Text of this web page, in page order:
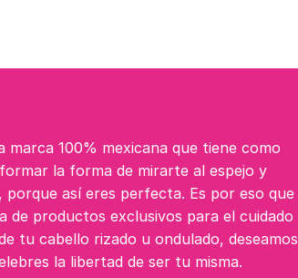
marca 100% mexicana que tiene como
la forma de mirarte al espejo y
así eres perfecta. Es por eso que
de productos exclusivos para el cuidado
tu cabello rizado u ondulado, deseamos
la libertad de ser tu misma.